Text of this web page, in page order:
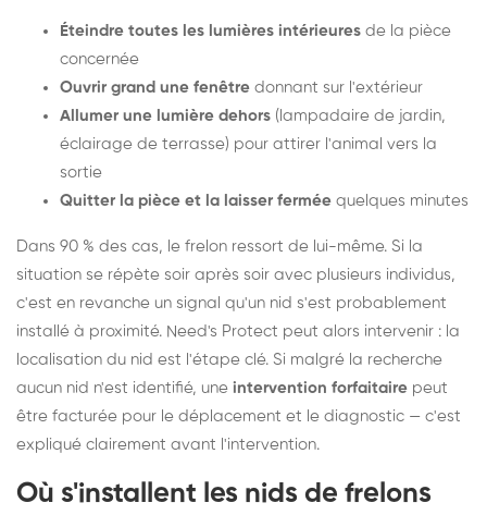
Éteindre toutes les lumières intérieures de la pièce
concernée
Ouvrir grand une fenêtre donnant sur l'extérieur
Allumer une lumière dehors (lampadaire de jardin,
éclairage de terrasse) pour attirer l'animal vers la
sortie
Quitter la pièce et la laisser fermée quelques minutes
Dans 90 % des cas, le frelon ressort de lui-même. Si la
situation se répète soir après soir avec plusieurs individus,
c'est en revanche un signal qu'un nid s'est probablement
installé à proximité. Need's Protect peut alors intervenir : la
localisation du nid est l'étape clé. Si malgré la recherche
aucun nid n'est identifié, une intervention forfaitaire peut
être facturée pour le déplacement et le diagnostic — c'est
expliqué clairement avant l'intervention.
Où s'installent les nids de frelons